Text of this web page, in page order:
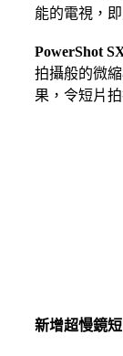
能的電視，
PowerShot
拍攝般的微
果，令短片
新增超慢鏡